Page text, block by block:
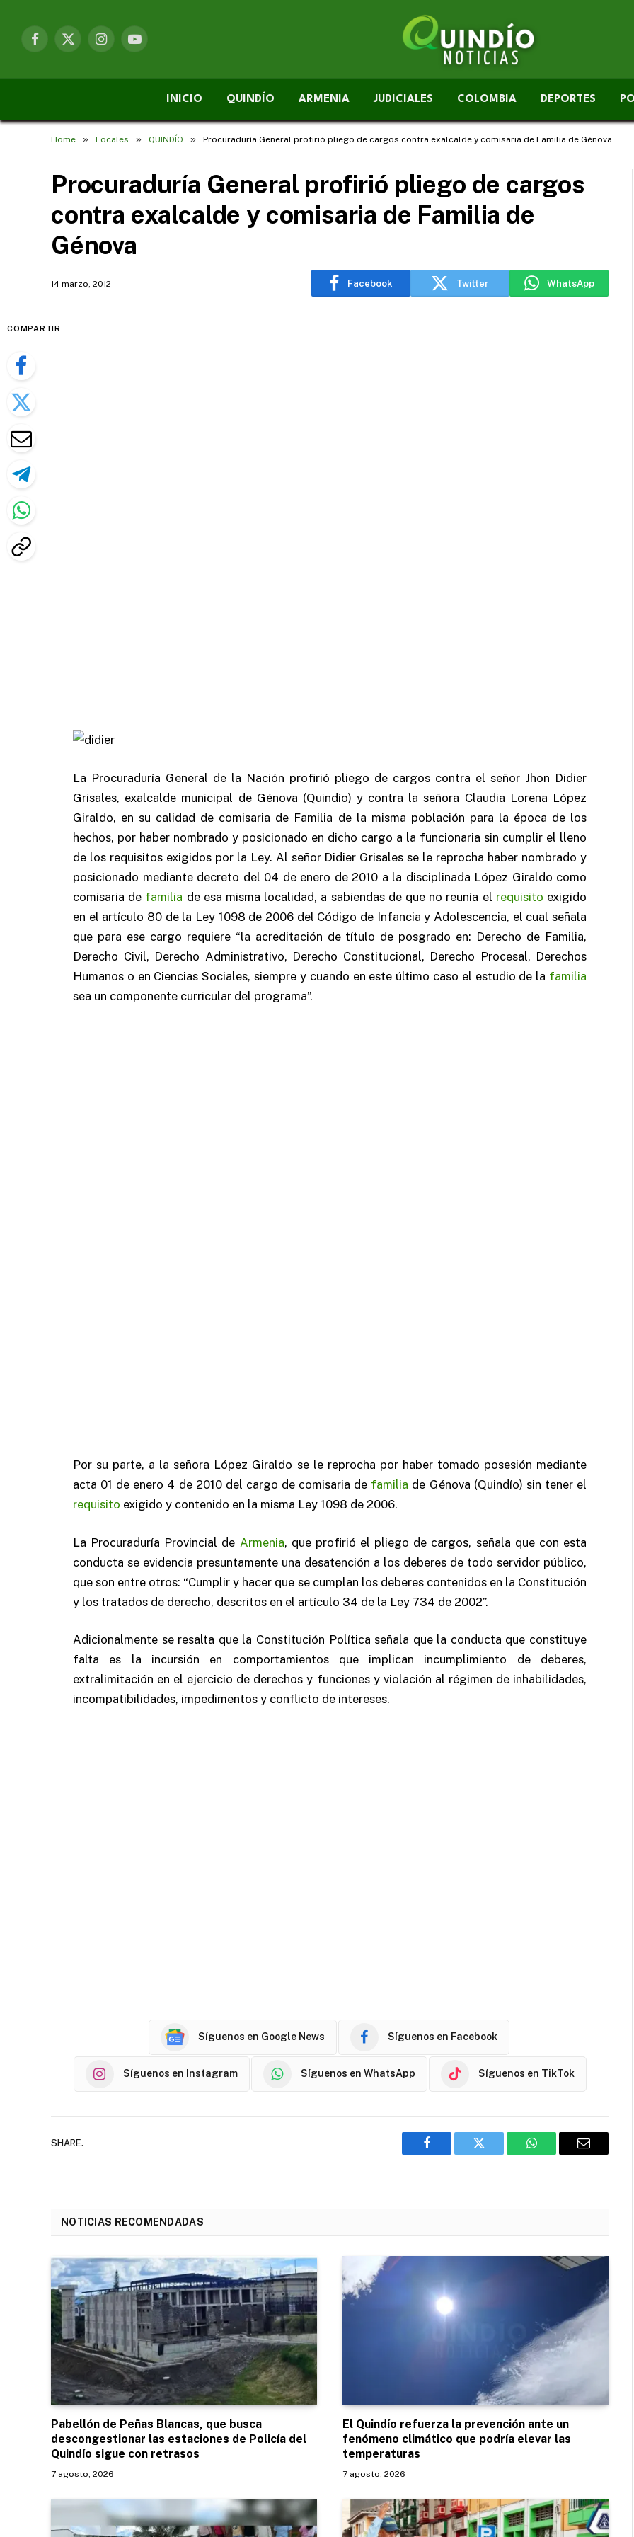
Facebook
X
InstagramYouTube
INICIO QUINDÍO ARMENIA JUDICIALES COLOMBIA DEPORTES
Home » Locales » QUINDÍO » Procuraduría General profirió pliego de cargos contra exalcalde y comisaria de Familia de Génova
Procuraduría General profirió pliego de cargos
contra exalcalde y comisaria de Familia de
Génova
14 marzo, 2012 Facebook Twitter WhatsApp
COMPARTIR
La Procuraduría General de la Nación profirió pliego de cargos contra el señor Jhon Didier
Grisales, exalcalde municipal de Génova (Quindío) y contra la señora Claudia Lorena López
Giraldo, en su calidad de comisaria de Familia de la misma población para la época de los
hechos, por haber nombrado y posicionado en dicho cargo a la funcionaria sin cumplir el lleno
de los requisitos exigidos por la Ley. Al señor Didier Grisales se le reprocha haber nombrado y
posicionado mediante decreto del 04 de enero de 2010 a la disciplinada López Giraldo como
comisaria de familia de esa misma localidad, a sabiendas de que no reunía el requisito exigido
en el artículo 80 de la Ley 1098 de 2006 del Código de Infancia y Adolescencia, el cual señala
que para ese cargo requiere “la acreditación de título de posgrado en: Derecho de Familia,
Derecho Civil, Derecho Administrativo, Derecho Constitucional, Derecho Procesal, Derechos
Humanos o en Ciencias Sociales, siempre y cuando en este último caso el estudio de la familia
sea un componente curricular del programa”.
Por su parte, a la señora López Giraldo se le reprocha por haber tomado posesión mediante
acta 01 de enero 4 de 2010 del cargo de comisaria de familia de Génova (Quindío) sin tener el
requisito exigido y contenido en la misma Ley 1098 de 2006.
La Procuraduría Provincial de Armenia, que profirió el pliego de cargos, señala que con esta
conducta se evidencia presuntamente una desatención a los deberes de todo servidor público,
que son entre otros: “Cumplir y hacer que se cumplan los deberes contenidos en la Constitución
y los tratados de derecho, descritos en el artículo 34 de la Ley 734 de 2002”.
Adicionalmente se resalta que la Constitución Política señala que la conducta que constituye
falta es la incursión en comportamientos que implican incumplimiento de deberes,
extralimitación en el ejercicio de derechos y funciones y violación al régimen de inhabilidades,
incompatibilidades, impedimentos y conflicto de intereses.
Síguenos en Google News Síguenos en Facebook
Síguenos en Instagram Síguenos en WhatsApp Síguenos en TikTok
SHARE.
Facebook Twitter WhatsAppEmail
NOTICIAS RECOMENDADAS
Pabellón de Peñas Blancas, que busca
descongestionar las estaciones de Policía del
Quindío sigue con retrasos
7 agosto, 2026
El Quindío refuerza la prevención ante un
fenómeno climático que podría elevar las
temperaturas
7 agosto, 2026